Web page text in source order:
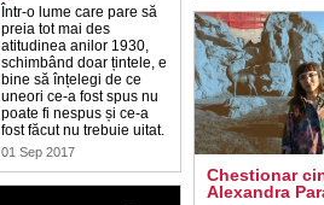
Într-o lume care pare să
preia tot mai des
atitudinea anilor 1930,
schimbând doar țintele, e
bine să înțelegi de ce
uneori ce-a fost spus nu
poate fi nespus și ce-a
fost făcut nu trebuie uitat.
01 Sep 2017
Chestionar
Alexandra